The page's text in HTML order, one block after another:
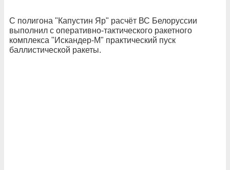
С полигона "Капустин Яр" расчёт ВС Белоруссии
выполнил с оперативно-тактического ракетного
комплекса "Искандер-М" практический пуск
баллистической ракеты.